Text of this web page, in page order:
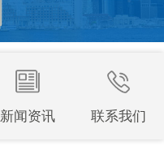
新闻资讯 联系我们